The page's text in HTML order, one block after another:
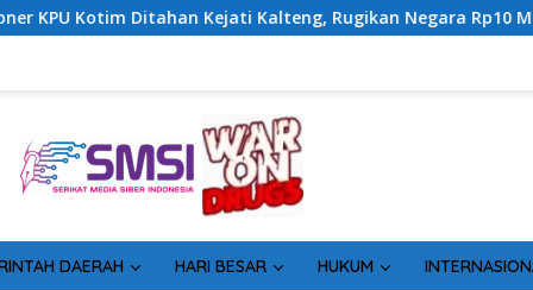
Ditahan Kejati Kalteng, Rugikan Negara Rp10 Miliar dari Dana
DAERAH HARI BESAR HUKUM